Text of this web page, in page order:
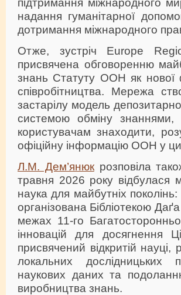
надання гуманітарної
дотримання міжнародного
Отже, зустріч Europe
присвячена обговоренню
знань Статуту ООН як нової
співробітництва. Мережа
застарілу модель
системою обміну знаннями,
користувачам знаходити,
офіційну інформацію ООН у
Л.М. Дем’янюкрозповіла
травня 2026 року відбулася
наука для майбутніх поколінь:
організована Бібліотекою
межах 11-го
інновацій для досягнення
присвячений відкритій
локальних дослідницьких
наукових даних та
виробництва знань.